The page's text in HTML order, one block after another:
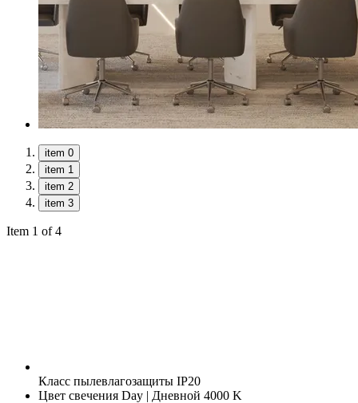
item 0
item 1
item 2
item 3
Item 1 of 4
Класс пылевлагозащиты IP20
Цвет свечения Day | Дневной 4000 K